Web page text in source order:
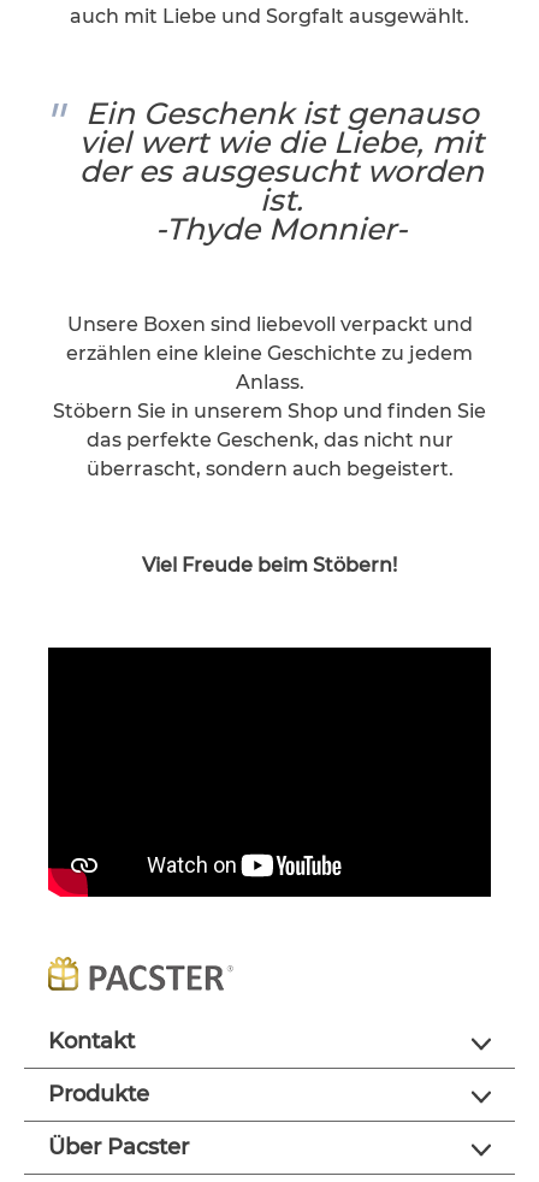
auch mit Liebe und Sorgfalt ausgewählt.
Ein Geschenk ist genauso
viel wert wie die Liebe, mit
der es ausgesucht worden
ist.
-Thyde Monnier-
Unsere Boxen sind liebevoll verpackt und
erzählen eine kleine Geschichte zu jedem
Anlass.
Stöbern Sie in unserem Shop und finden Sie
das perfekte Geschenk, das nicht nur
überrascht, sondern auch begeistert.
Viel Freude beim Stöbern!
Kontakt
Produkte
Über Pacster